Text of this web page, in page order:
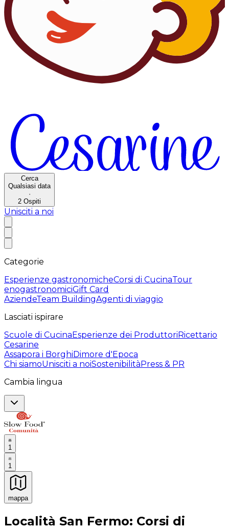
Cerca
Qualsiasi data
·
2 Ospiti
Unisciti a noi
Categorie
Esperienze gastronomicheCorsi di CucinaTour
enogastronomiciGift Card
AziendeTeam BuildingAgenti di viaggio
Lasciati ispirare
Scuole di CucinaEsperienze dei ProduttoriRicettario
Cesarine
Assapora i BorghiDimore d'Epoca
Chi siamoUnisciti a noiSostenibilitàPress & PR
Cambia lingua
1
1
mappa
Esperienze culinarie indimenticabili: Esperienze
Località San Fermo: Corsi di